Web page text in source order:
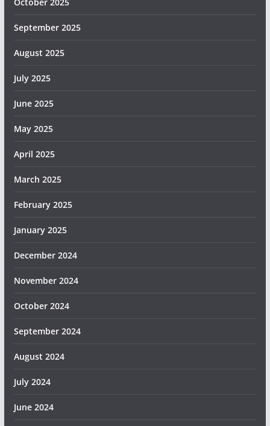
September 2025
August 2025
July 2025
June 2025
May 2025
April 2025
March 2025
February 2025
January 2025
December 2024
November 2024
October 2024
September 2024
August 2024
July 2024
June 2024